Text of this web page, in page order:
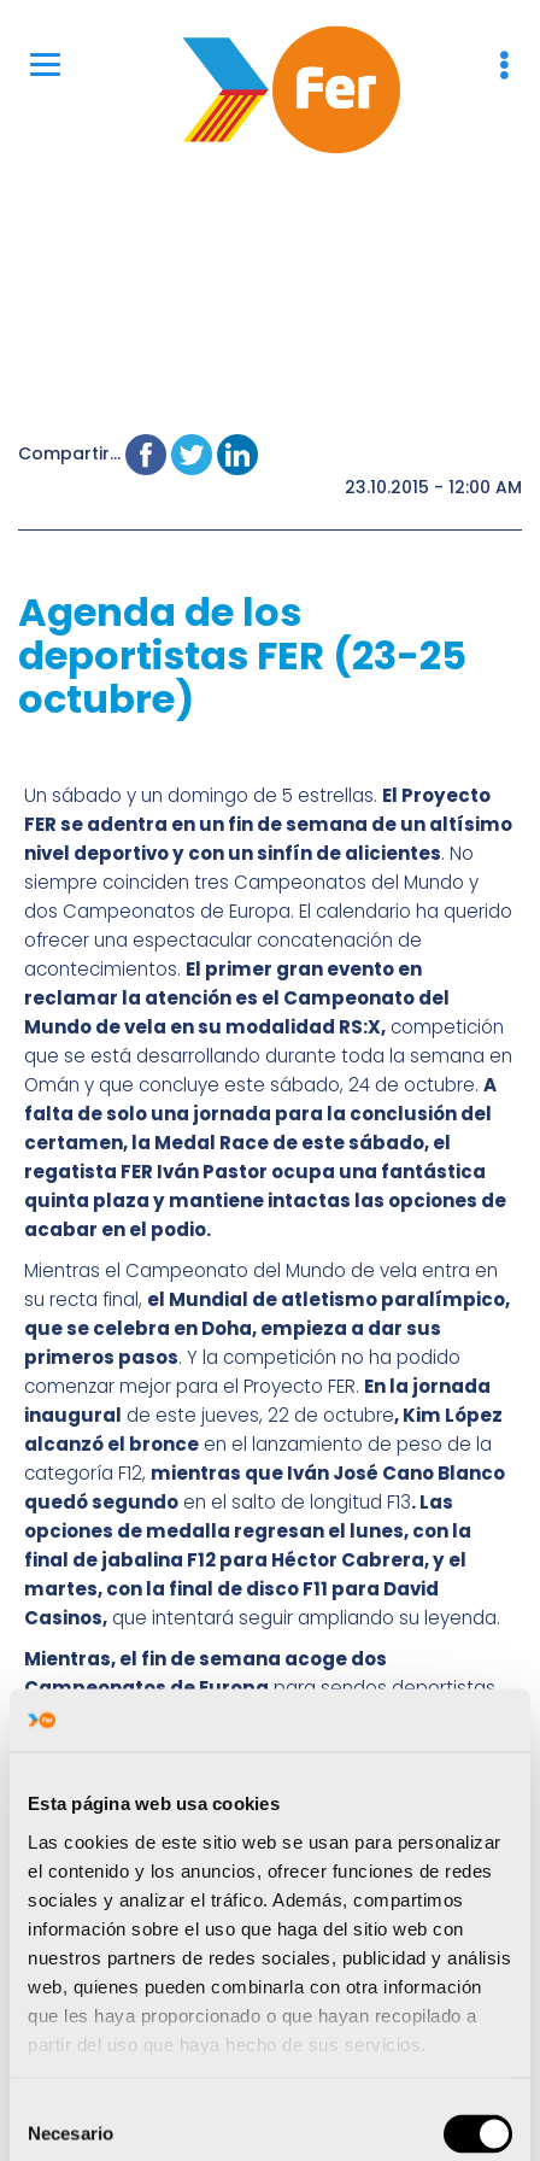
Esta página web usa cookies
Las cookies de este sitio web se usan para personalizar
el contenido y los anuncios, ofrecer funciones de redes
sociales y analizar el tráfico. Además, compartimos
información sobre el uso que haga del sitio web con
nuestros partners de redes sociales, publicidad y análisis
web, quienes pueden combinarla con otra información
que les haya proporcionado o que hayan recopilado a
partir del uso que haya hecho de sus servicios.
Necesario
Compartir...
23.10.2015 - 12:00 AM
Agenda de los
deportistas FER (23-25
octubre)
Un sábado y un domingo de 5 estrellas. El Proyecto
FER se adentra en un fin de semana de un altísimo
nivel deportivo y con un sinfín de alicientes. No
siempre coinciden tres Campeonatos del Mundo y
dos Campeonatos de Europa. El calendario ha querido
ofrecer una espectacular concatenación de
acontecimientos. El primer gran evento en
reclamar la atención es el Campeonato del
Mundo de vela en su modalidad RS:X, competición
que se está desarrollando durante toda la semana en
Omán y que concluye este sábado, 24 de octubre. A
falta de solo una jornada para la conclusión del
certamen, la Medal Race de este sábado, el
regatista FER Iván Pastor ocupa una fantástica
quinta plaza y mantiene intactas las opciones de
acabar en el podio.
Mientras el Campeonato del Mundo de vela entra en
su recta final, el Mundial de atletismo paralímpico,
que se celebra en Doha, empieza a dar sus
primeros pasos. Y la competición no ha podido
comenzar mejor para el Proyecto FER. En la jornada
inaugural de este jueves, 22 de octubre, Kim López
alcanzó el bronce en el lanzamiento de peso de la
categoría F12, mientras que Iván José Cano Blanco
quedó segundo en el salto de longitud F13. Las
opciones de medalla regresan el lunes, con la
final de jabalina F12 para Héctor Cabrera, y el
martes, con la final de disco F11 para David
Casinos, que intentará seguir ampliando su leyenda.
Mientras, el fin de semana acoge dos
Campeonatos de Europa para sendos deportistas
del Proyecto FER. En realidad, uno de ellos ya se ha
Europeo junior que se celebra en Letonia.
Joan Calatayud ya se encuentra en Portugal,
donde este próximo domingo inicia el
Campeonato de Europa sub 19 de rugby15con el
partidofrente a Alemania .Una victoria permitirá
al equipo nacional luchar de la primera a la
cuarta plaza;una derrota les obliga a jugar de la
quinta a la octava. Por si faltaba algo,este próximo
domingo, 25 de octubre, la selección española
Glasgow
que, para el combinado nacional, empieza
El deportista FER Néstor Abad encabeza el